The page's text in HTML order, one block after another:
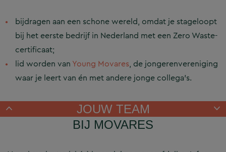
bijdragen aan een schone wereld, omdat je stageloopt
bij het eerste bedrijf in Nederland met een Zero Waste-
certificaat;
lid worden van Young Movares, de jongerenvereniging
waar je leert van én met andere jonge collega’s.
JOUW TEAM
BIJ MOVARES